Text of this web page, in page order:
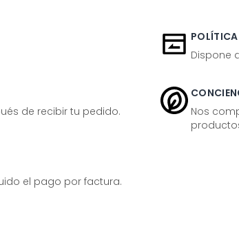
Dispone
de recibir tu pedido.
Nos
el pago por factura.